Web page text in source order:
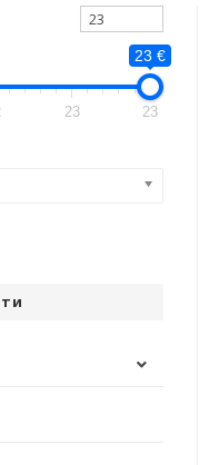
23 €
23 23